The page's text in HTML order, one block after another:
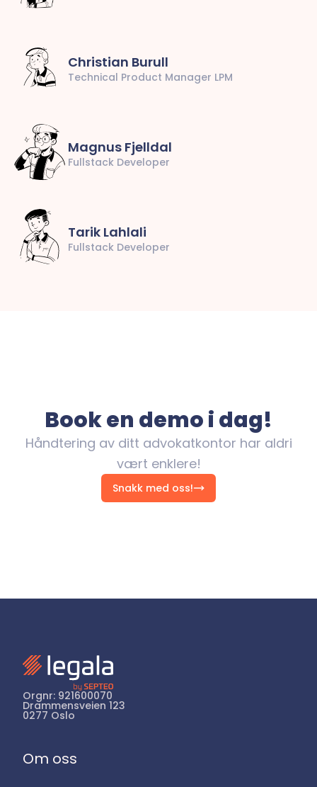
Christian Burull
Technical Product Manager LPM
Magnus Fjelldal
Fullstack Developer
Tarik Lahlali
Fullstack Developer
Book en demo i dag!
Håndtering av ditt advokatkontor har aldri
vært enklere!
Snakk med oss!
Orgnr: 921600070
Drammensveien 123
0277 Oslo
Om oss